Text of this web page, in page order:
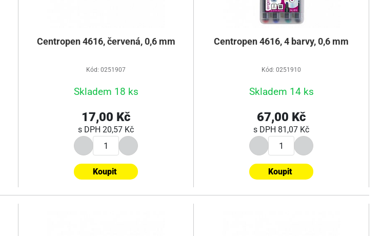
Centropen 4616, červená, 0,6 mm
Kód: 0251907
Skladem 18 ks
17,00 Kč
s DPH 20,57 Kč
Koupit
Centropen 4616, 4 barvy, 0,6 mm
Kód: 0251910
Skladem 14 ks
67,00 Kč
s DPH 81,07 Kč
Koupit